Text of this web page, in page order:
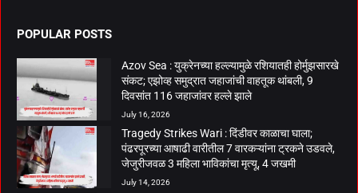
POPULAR POSTS
Azov Sea : युक्रेनच्या हल्ल्यामुळे रशियातही होर्मुझसारखे
संकट; एझोव्ह समुद्रात जहाजांची वाहतूक थांबली, 9
दिवसांत 116 जहाजांवर हल्ले झाले
July 16, 2026
Tragedy Strikes Wari : दिंडीवर काळाचा घाला;
पंढरपूरच्या आषाढी वारीतील 7 वारकऱ्यांना ट्रकने उडवले,
जेजुरीजवळ 3 महिला भाविकांचा मृत्यू, 4 जखमी
July 14, 2026